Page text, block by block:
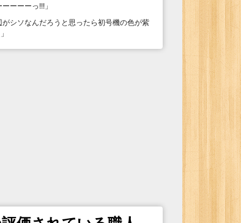
ーーーーっ!!! 」
がシソなんだろうと思ったら初号機の色が紫
」